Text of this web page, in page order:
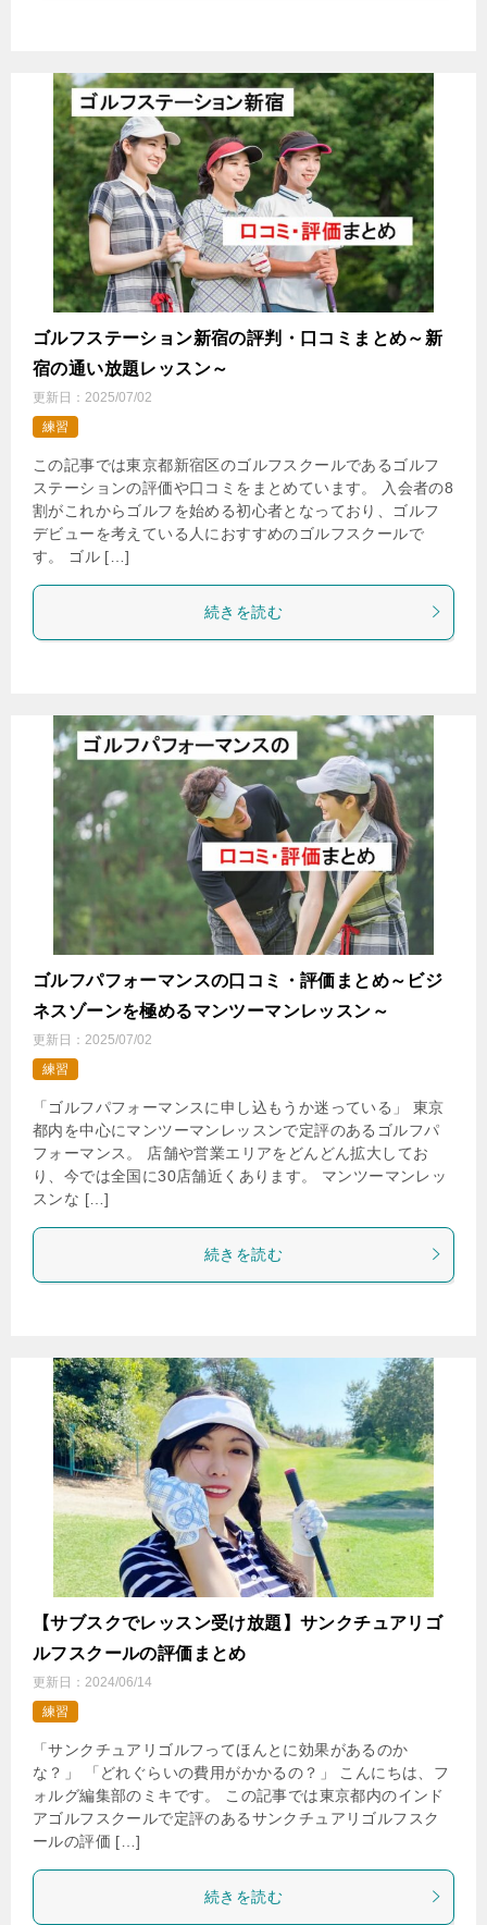
ゴルフステーション新宿の評判・口コミまとめ～新
宿の通い放題レッスン～
更新日： 2025/07/02
練習
この記事では東京都新宿区のゴルフスクールであるゴルフ
ステーションの評価や口コミをまとめています。 入会者の8
割がこれからゴルフを始める初心者となっており、ゴルフ
デビューを考えている人におすすめのゴルフスクールで
す。 ゴル […]
続きを読む
ゴルフパフォーマンスの口コミ・評価まとめ～ビジ
ネスゾーンを極めるマンツーマンレッスン～
更新日： 2025/07/02
練習
「ゴルフパフォーマンスに申し込もうか迷っている」 東京
都内を中心にマンツーマンレッスンで定評のあるゴルフパ
フォーマンス。 店舗や営業エリアをどんどん拡大してお
り、今では全国に30店舗近くあります。 マンツーマンレッ
スンな […]
続きを読む
【サブスクでレッスン受け放題】サンクチュアリゴ
ルフスクールの評価まとめ
更新日： 2024/06/14
練習
「サンクチュアリゴルフってほんとに効果があるのか
な？」 「どれぐらいの費用がかかるの？」 こんにちは、フ
ォルグ編集部のミキです。 この記事では東京都内のインド
アゴルフスクールで定評のあるサンクチュアリゴルフスク
ールの評価 […]
続きを読む